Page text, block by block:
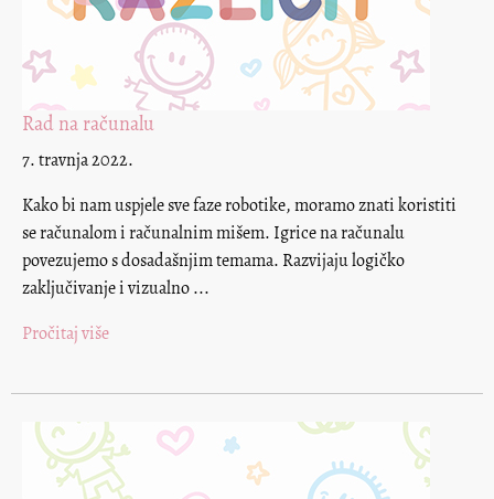
Rad na računalu
7. travnja 2022.
Kako bi nam uspjele sve faze robotike, moramo znati koristiti
se računalom i računalnim mišem. Igrice na računalu
povezujemo s dosadašnjim temama. Razvijaju logičko
zaključivanje i vizualno ...
Pročitaj više